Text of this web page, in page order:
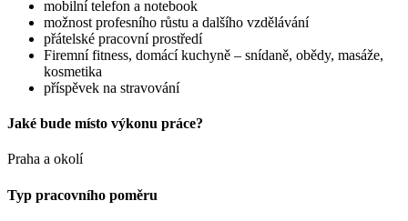
mobilní telefon a notebook
možnost profesního růstu a dalšího vzdělávání
přátelské pracovní prostředí
Firemní fitness, domácí kuchyně – snídaně, obědy, masáže,
kosmetika
příspěvek na stravování
Jaké bude místo výkonu práce?
Praha a okolí
Typ pracovního poměru